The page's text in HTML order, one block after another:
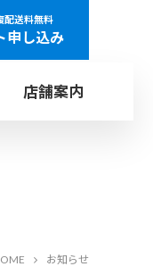
配送料無料
申し込み
ガリ盤再生
店舗案内
お知らせ